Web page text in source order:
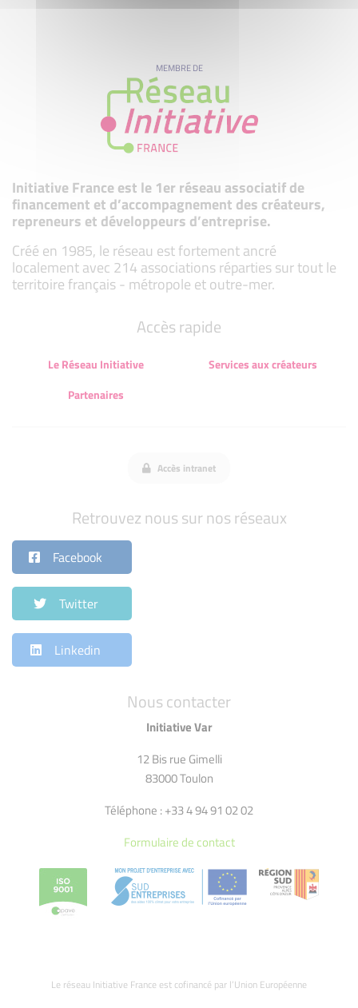
MEMBRE DE
Initiative France est le 1er réseau associatif de
financement et d’accompagnement des créateurs,
repreneurs et développeurs d’entreprise.
Créé en 1985, le réseau est fortement ancré
localement avec 214 associations réparties sur tout le
territoire français - métropole et outre-mer.
Nous contacter
Initiative Var
12 Bis rue Gimelli
83000 Toulon
Téléphone : +33 4 94 91 02 02
Formulaire de contact
Le réseau Initiative France est cofinancé par l’Union Européenne
Accès rapide
Le Réseau Initiative
Services aux créateurs
Partenaires
Accès intranet
Retrouvez nous sur nos réseaux
Facebook
Twitter
Linkedin